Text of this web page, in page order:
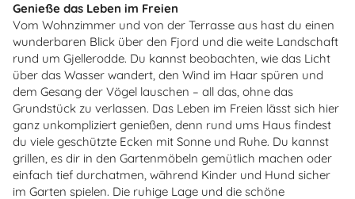
Genieße das Leben im Freien
Vom Wohnzimmer und von der Terrasse aus hast du einen
wunderbaren Blick über den Fjord und die weite Landschaft
rund um Gjellerodde. Du kannst beobachten, wie das Licht
über das Wasser wandert, den Wind im Haar spüren und
dem Gesang der Vögel lauschen – all das, ohne das
Grundstück zu verlassen. Das Leben im Freien lässt sich hier
ganz unkompliziert genießen, denn rund ums Haus findest
du viele geschützte Ecken mit Sonne und Ruhe. Du kannst
grillen, es dir in den Gartenmöbeln gemütlich machen oder
einfach tief durchatmen, während Kinder und Hund sicher
im Garten spielen. Die ruhige Lage und die schöne